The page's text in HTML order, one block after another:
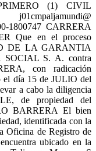
(1) CIVIL
1800747 CARRERA
Que en el proceso
DE LA GARANTIA
SOCIAL S. A. contra
con radicación
el día 15 de JULIO del
a cabo la diligencia
de propiedad del
BARRERA El bien
identificada con la
Oficina de Registro de
ubicado en la